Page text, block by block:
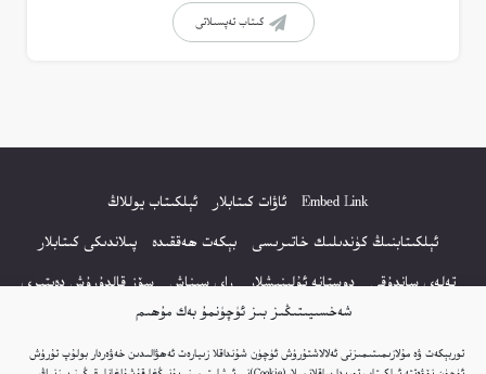
شەخسىيىتىڭىز بىز ئۈچۈنمۇ بەك مۇھىم
توربېكەت ۋە مۇلازىمىتىمىزنى ئەلالاشتۇرۇش ئۈچۈن شۇنداقلا زىيارەت ئەھۋالىدىن خەۋەردار بولۇپ تۇرۇش
كىتاب تەپسىلاتى
Embed Link ئاۋات كىتابلار
ئېلكىتاب يوللاڭ
ئېلكىتابنىڭ كۈندىلىك خاتىرىسى
بېكەت ھەققىدە
پىلاندىكى كىتابلار
تەلەي ساندۇقى
دوستانە ئۇلىنىشلار راي سىناش
سۆز قالدۇرۇش دەپتىرى
كۆپ سورالغان سۇئاللار
كىتاب تىزىملىكى
مەخپىيەتلىك باياناتى
نەشىر ھوقۇقى باياناتى